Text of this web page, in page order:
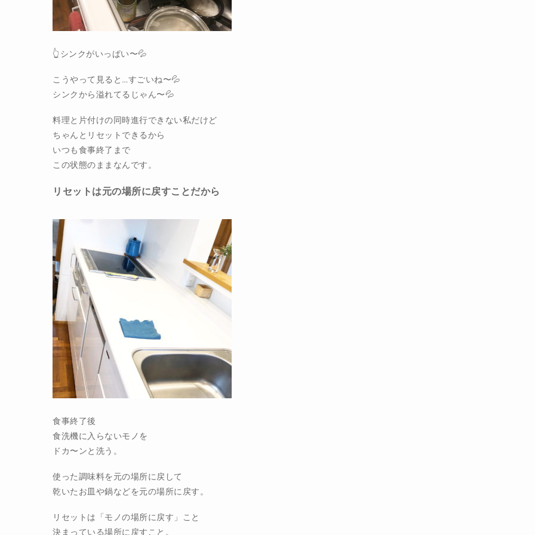
👆シンクがいっぱい〜💦
こうやって見ると…すごいね〜💦
シンクから溢れてるじゃん〜💦
料理と片付けの同時進行できない私だけど
ちゃんとリセットできるから
いつも食事終了まで
この状態のままなんです。
リセットは元の場所に戻すことだから
食事終了後
食洗機に入らないモノを
ドカ〜ンと洗う。
使った調味料を元の場所に戻して
乾いたお皿や鍋などを元の場所に戻す。
リセットは「モノの場所に戻す」こと
決まっている場所に戻すこと。